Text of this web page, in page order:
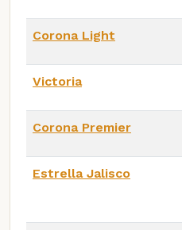
Corona Light
Victoria
Corona Premier
Estrella Jalisco